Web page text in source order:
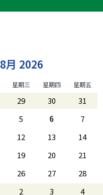
8月 2026
星期三 星期四 星期五
29 30
31
5 6
7
12 13
14
19 20
21
26 27
28
2 3 4